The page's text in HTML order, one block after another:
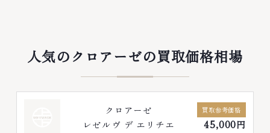
人気のクロアーゼの買取価格相場
クロアーゼ
レゼルヴ デ エリチエ
買取参考価格
45,000円